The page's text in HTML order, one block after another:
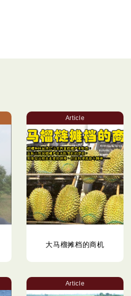
Article
大马榴摊档的商机
Article